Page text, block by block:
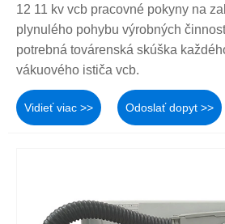
12 11 kv vcb pracovné pokyny na
plynulého pohybu výrobných
potrebná továrenská skúška
vákuového ističa vcb.
Vidieť viac >> Odoslať dopyt >>